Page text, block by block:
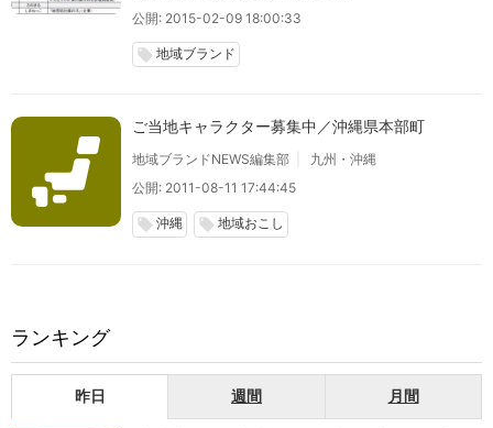
公開: 2015-02-09 18:00:33
local_offer 地域ブランド
ご当地キャラクター募集中／沖縄県本部町
地域ブランドNEWS編集部
九州・沖縄
公開: 2011-08-11 17:44:45
local_offer 沖縄 local_offer 地域おこし
ランキング
昨日 週間 月間